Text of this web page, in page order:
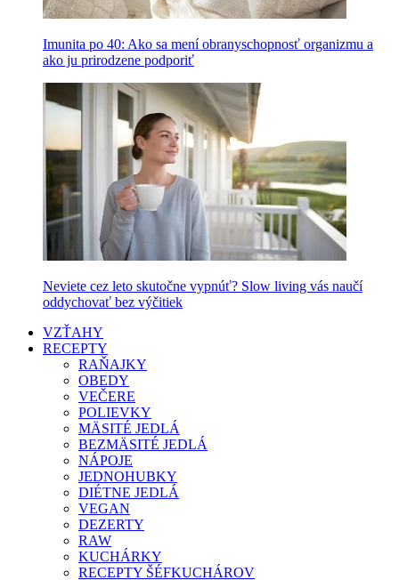
Imunita po 40: Ako sa mení obranyschopnosť organizmu a
ako ju prirodzene podporiť
Neviete cez leto skutočne vypnúť? Slow living vás naučí
oddychovať bez výčitiek
VZŤAHY
RECEPTY
RAŇAJKY
OBEDY
VEČERE
POLIEVKY
MÄSITÉ JEDLÁ
BEZMÄSITÉ JEDLÁ
NÁPOJE
JEDNOHUBKY
DIÉTNE JEDLÁ
VEGAN
DEZERTY
RAW
KUCHÁRKY
RECEPTY ŠÉFKUCHÁROV